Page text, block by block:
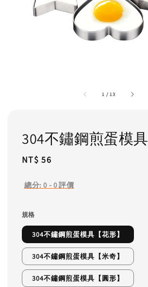
1 / 13
304不鏽鋼煎蛋模具
Regular
NT$ 56
總分:0 - 0評價
規格
304不鏽鋼煎蛋模具【花形】
304不鏽鋼煎蛋模具【米奇】
304不鏽鋼煎蛋模具【圓形】